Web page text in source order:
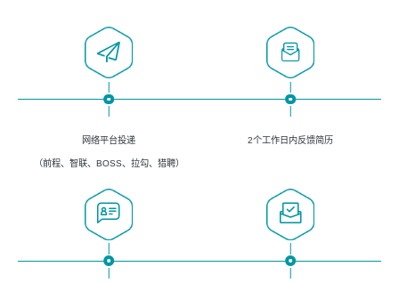
网络平台投递
（前程、智联、BOSS、拉勾、猎聘）
2个工作日内反馈简历